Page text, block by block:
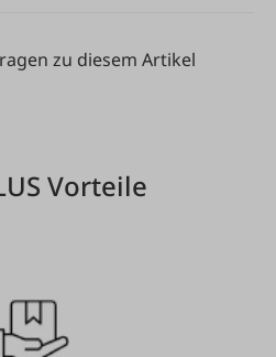
zu diesem Artikel
Vorteile